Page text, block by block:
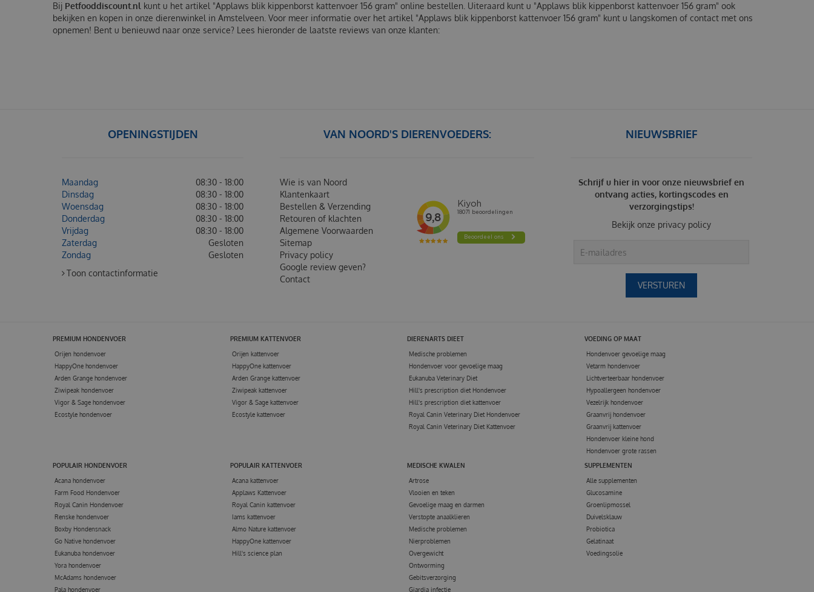
Bij Petfooddiscount.nl kunt u het artikel "Applaws blik kippenborst kattenvoer 156 gram" online bestellen. Uiteraard kunt u "Applaws blik kippenborst kattenvoer 156 gram" ook
bekijken en kopen in onze dierenwinkel in Amstelveen. Voor meer informatie over het artikel "Applaws blik kippenborst kattenvoer 156 gram" kunt u langskomen of contact met ons
opnemen! Bent u benieuwd naar onze service? Lees hieronder de laatste reviews van onze klanten:
OPENINGSTIJDEN
Maandag
08:30 - 18:00
Dinsdag
08:30 - 18:00
Woensdag
08:30 - 18:00
Donderdag
08:30 - 18:00
Vrijdag
08:30 - 18:00
Zaterdag
Gesloten
Zondag
Gesloten
Toon contactinformatie
NIEUWSBRIEF
Schrijf u hier in voor onze nieuwsbrief en
ontvang acties, kortingscodes en
verzorgingstips!
Bekijk onze privacy policy
VAN NOORD'S DIERENVOEDERS:
Wie is van Noord
Klantenkaart
Bestellen & Verzending
Retouren of klachten
Algemene Voorwaarden
Sitemap
Privacy policy
Google review geven?
Contact
PREMIUM HONDENVOER
Orijen hondenvoer
HappyOne hondenvoer
Arden Grange hondenvoer
Ziwipeak hondenvoer
Vigor & Sage hondenvoer
Ecostyle hondenvoer
PREMIUM KATTENVOER
Orijen kattenvoer
HappyOne kattenvoer
Arden Grange kattenvoer
Ziwipeak kattenvoer
Vigor & Sage kattenvoer
Ecostyle kattenvoer
DIERENARTS DIEET
Medische problemen
Hondenvoer voor gevoelige maag
Eukanuba Veterinary Diet
Hill's prescription diet Hondenvoer
Hill's prescription diet kattenvoer
Royal Canin Veterinary Diet Hondenvoer
Royal Canin Veterinary Diet Kattenvoer
VOEDING OP MAAT
Hondenvoer gevoelige maag
Vetarm hondenvoer
Lichtverteerbaar hondenvoer
Hypoallergeen hondenvoer
Vezelrijk hondenvoer
Graanvrij hondenvoer
Graanvrij kattenvoer
Hondenvoer kleine hond
Hondenvoer grote rassen
POPULAIR HONDENVOER
Acana hondenvoer
Farm Food Hondenvoer
Royal Canin Hondenvoer
Renske hondenvoer
Boxby Hondensnack
Go Native hondenvoer
Eukanuba hondenvoer
Yora hondenvoer
McAdams hondenvoer
Pala hondenvoer
POPULAIR KATTENVOER
Acana kattenvoer
Applaws Kattenvoer
Royal Canin kattenvoer
Iams kattenvoer
Almo Nature kattenvoer
HappyOne kattenvoer
Hill's science plan
MEDISCHE KWALEN
Artrose
Vlooien en teken
Gevoelige maag en darmen
Verstopte anaalklieren
Medische problemen
Nierproblemen
Overgewicht
Ontworming
Gebitsverzorging
Giardia infectie
SUPPLEMENTEN
Alle supplementen
Glucosamine
Groenlipmossel
Duivelsklauw
Probiotica
Gelatinaat
Voedingsolie